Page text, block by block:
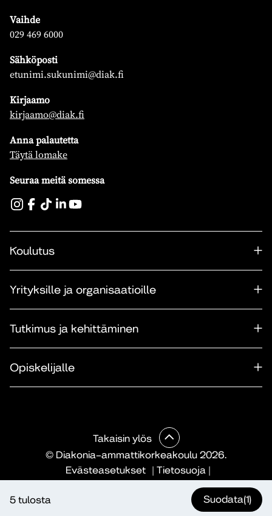
5 tulosta Suodata(1)
Vaihde
029 469 6000
Sähköposti
etunimi.sukunimi@diak.fi
Kirjaamo
kirjaamo@diak.fi
Anna palautetta
Täytä lomake
Seuraa meitä somessa
Koulutus
Yrityksille ja organisaatioille
Tutkimus ja kehittäminen
Opiskelijalle
© Diakonia–ammattikorkeakoulu 2026.
Evästeasetukset
| Tietosuoja|
|Maksullisen
koulutuksen verkkokaupan sopimusehdot
Takaisin ylös